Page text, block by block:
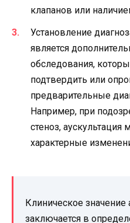
клапанов или
Установление
является
обследования,
подтвердить или
предварительные
Например, при
стеноз,
характерные
Клиническое значение
заключается в